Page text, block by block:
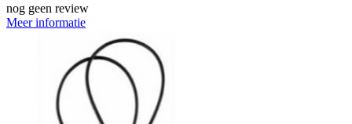
nog geen review
Meer informatie